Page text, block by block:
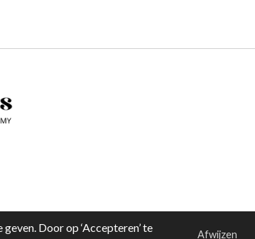
Door op ‘Accepteren’ te
Afwijzen